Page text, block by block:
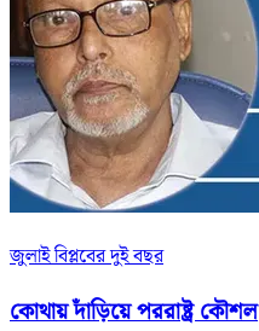
জুলাই বিপ্লবের দুই বছর
কোথায় দাঁড়িয়ে পররাষ্ট্র কৌশল